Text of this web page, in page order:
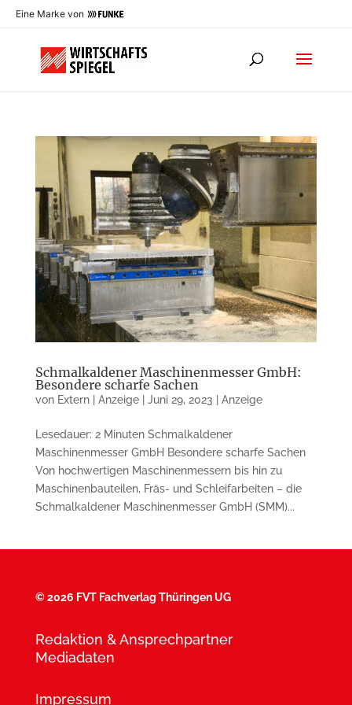
Eine Marke von
Schmalkaldener Maschinenmesser GmbH:
Besondere scharfe Sachen
von Extern | Anzeige| Juni 29, 2023 Anzeige
Lesedauer: 2 Minuten Schmalkaldener
Maschinenmesser GmbH Besondere scharfe Sachen
Von hochwertigen Ma­schi­nen­mes­sern bis hin zu
Maschinenbau­teilen, Fräs- und Schleifarbeiten – die
Schmal­kaldener Ma­schi­nen­messer GmbH (SMM)...
©2026 FVT Fachverlag Thüringen UG
Redaktion & Ansprechpartner
Mediadaten
Impressum